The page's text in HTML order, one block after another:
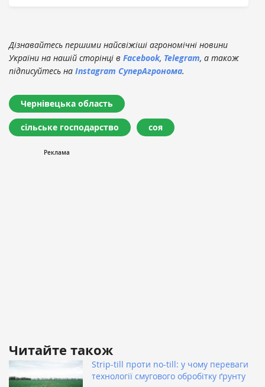
Дізнавайтесь першими найсвіжіші агрономічні новини
України на нашій сторінці в Facebook, Telegram, а також
підписуйтесь на Instagram СуперАгронома.
Чернівецька область
сільське господарство соя
Читайте також
Strip-till проти no-till: у чому переваги
технології смугового обробітку ґрунту